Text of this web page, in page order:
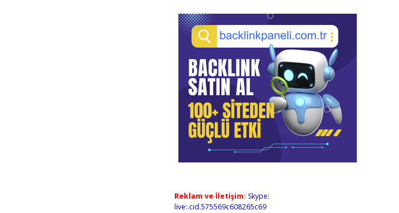
Reklam ve İletişim: Skype:
live:.cid.575569c608265c69